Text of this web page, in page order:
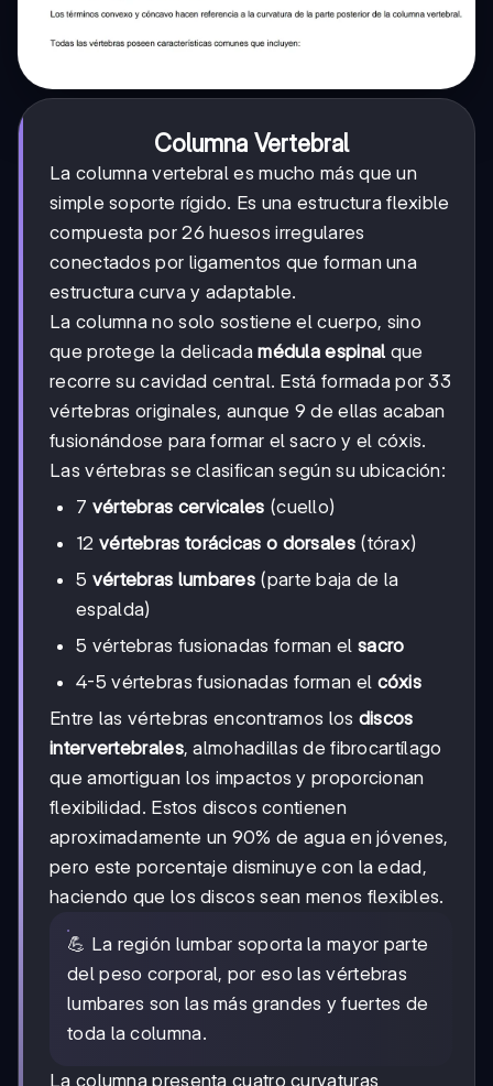
Columna Vertebral
La columna vertebral es mucho más que un
simple soporte rígido. Es una estructura flexible
compuesta por 26 huesos irregulares
conectados por ligamentos que forman una
estructura curva y adaptable.
La columna no solo sostiene el cuerpo, sino
que protege la delicadamédula espinal que
recorre su cavidad central. Está formada por 33
vértebras originales, aunque 9 de ellas acaban
fusionándose para formar el sacro y el cóxis.
Las vértebras se clasifican según su ubicación:
7 vértebras cervicales (cuello)
12 vértebras torácicas o dorsales(tórax)
5 vértebras lumbares (parte baja de la
espalda)
5 vértebras fusionadas forman el sacro
4-5 vértebras fusionadas forman el cóxis
Entre las vértebras encontramos los discos
intervertebrales, almohadillas de fibrocartílago
que amortiguan los impactos y proporcionan
flexibilidad. Estos discos contienen
aproximadamente un 90% de agua en jóvenes,
pero este porcentaje disminuye con la edad,
haciendo que los discos sean menos flexibles.
💪 La región lumbar soporta la mayor parte
del peso corporal, por eso las vértebras
lumbares son las más grandes y fuertes de
toda la columna.
La columna presenta cuatro curvaturas